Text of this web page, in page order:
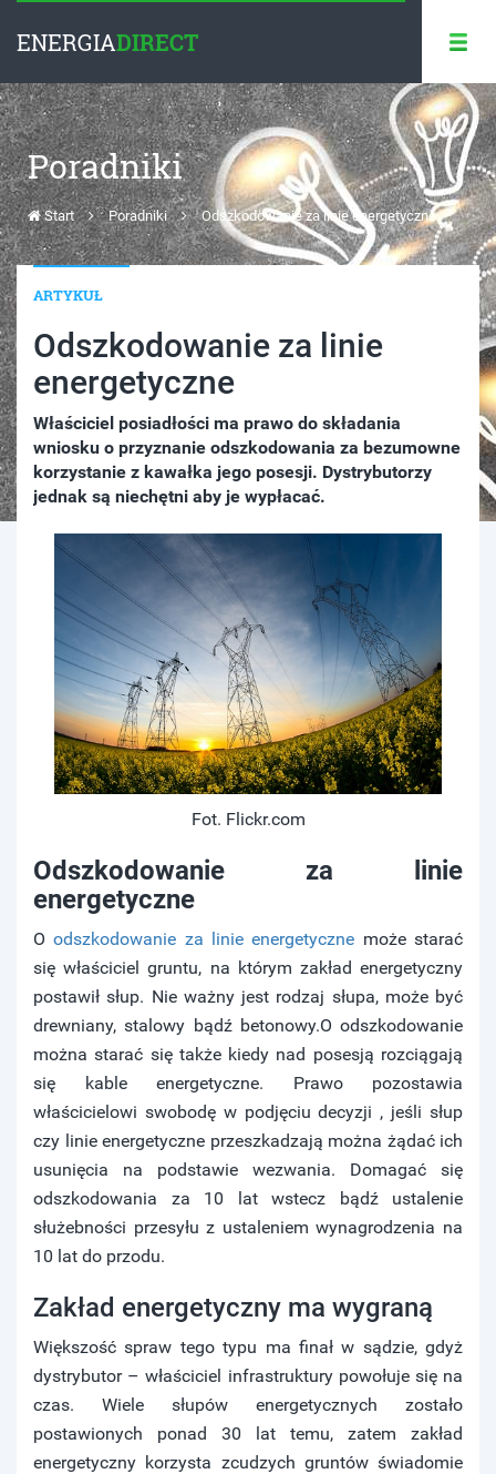
ENERGIADIRECT
Poradniki
Start Poradniki Odszkodowanie za linie energetyczne
ARTYKUŁ
Odszkodowanie za linie
energetyczne
Właściciel posiadłości ma prawo do składania
wniosku o przyznanie odszkodowania za bezumowne
korzystanie z kawałka jego posesji. Dystrybutorzy
jednak są niechętni aby je wypłacać.
Fot. Flickr.com
Odszkodowanie za linie
energetyczne
Oodszkodowanie za linie energetyczne może starać
się właściciel gruntu, na którym zakład energetyczny
postawił słup. Nie ważny jest rodzaj słupa, może być
drewniany, stalowy bądź betonowy.O odszkodowanie
można starać się także kiedy nad posesją rozciągają
się kable energetyczne. Prawo pozostawia
właścicielowi swobodę w podjęciu decyzji , jeśli słup
czy linie energetyczne przeszkadzają można żądać ich
usunięcia na podstawie wezwania. Domagać się
odszkodowania za 10 lat wstecz bądź ustalenie
służebności przesyłu z ustaleniem wynagrodzenia na
10 lat do przodu.
Zakład energetyczny ma wygraną
Większość spraw tego typu ma finał w sądzie, gdyż
dystrybutor – właściciel infrastruktury powołuje się na
czas. Wiele słupów energetycznych zostało
postawionych ponad 30 lat temu, zatem zakład
energetyczny korzysta zcudzych gruntów świadomie